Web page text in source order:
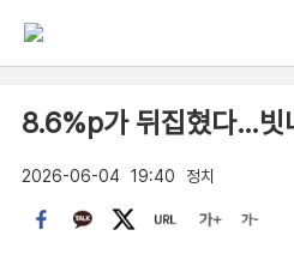
8.6%p가 뒤집혔다…빗
2026-06-04 19:40 정치